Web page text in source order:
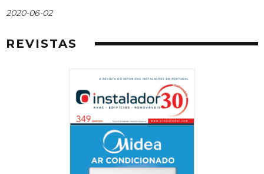
2020-06-02
REVISTAS